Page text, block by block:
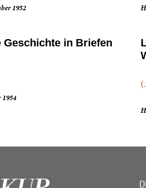
1952
Geschichte in Briefen